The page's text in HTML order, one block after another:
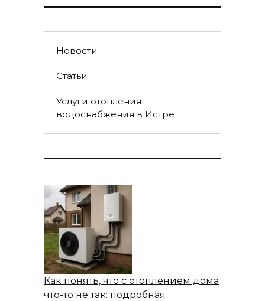
Новости
Статьи
Услуги отопления
водоснабжения в Истре
Как понять, что с отоплением дома
что-то не так: подробная